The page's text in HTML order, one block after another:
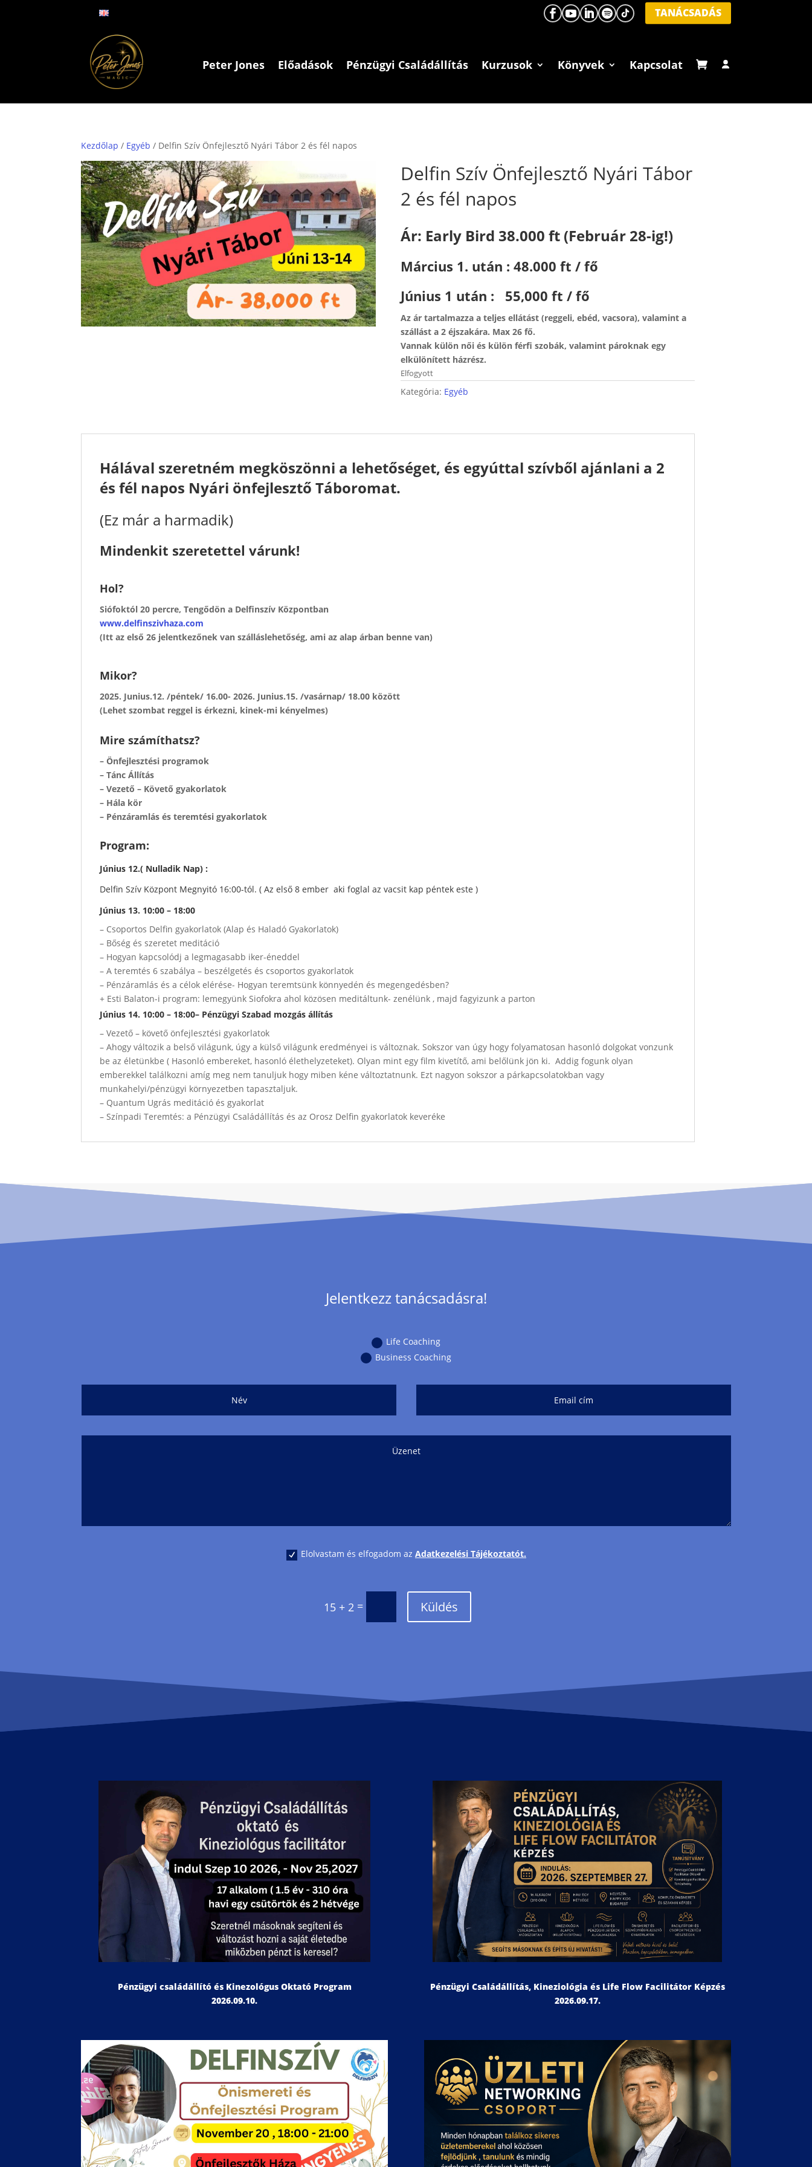
TANÁCSADÁS
Peter Jones Előadások Pénzügyi Családállítás Kurzusok Könyvek Kapcsolat
Kezdőlap / Egyéb / Delfin Szív Önfejlesztő Nyári Tábor 2 és fél napos
Delfin Szív Önfejlesztő Nyári Tábor
2 és fél napos
Ár: Early Bird 38.000 ft (Február 28-ig!)
Március 1. után : 48.000 ft / fő
Június 1 után : 55,000 ft / fő
Az ár tartalmazza a teljes ellátást (reggeli, ebéd, vacsora), valamint a
szállást a 2 éjszakára. Max 26 fő.
Vannak külön női és külön férfi szobák, valamint pároknak egy
elkülönített házrész.
Elfogyott
Kategória: Egyéb
Hálával szeretném megköszönni a lehetőséget, és egyúttal szívből ajánlani a 2
és fél napos Nyári önfejlesztő Táboromat.
(Ez már a harmadik)
Mindenkit szeretettel várunk!
Hol?
Siófoktól 20 percre, Tengődön a Delfinszív Központban
www.delfinszivhaza.com
(Itt az első 26 jelentkezőnek van szálláslehetőség, ami az alap árban benne van)
Mikor?
2025. Junius.12. /péntek/ 16.00- 2026. Junius.15. /vasárnap/ 18.00 között
(Lehet szombat reggel is érkezni, kinek-mi kényelmes)
Mire számíthatsz?
– Önfejlesztési programok
– Tánc Állítás
– Vezető – Követő gyakorlatok
– Hála kör
– Pénzáramlás és teremtési gyakorlatok
Program:
Június 12.( Nulladik Nap) :
Delfin Szív Központ Megnyitó 16:00-tól. ( Az első 8 ember aki foglal az vacsit kap péntek este )
Június 13. 10:00 – 18:00
– Csoportos Delfin gyakorlatok (Alap és Haladó Gyakorlatok)
– Bőség és szeretet meditáció
– Hogyan kapcsolódj a legmagasabb iker-éneddel
– A teremtés 6 szabálya – beszélgetés és csoportos gyakorlatok
– Pénzáramlás és a célok elérése- Hogyan teremtsünk könnyedén és megengedésben?
+ Esti Balaton-i program: lemegyünk Siofokra ahol közösen meditáltunk- zenélünk , majd fagyizunk a parton
Június 14. 10:00 – 18:00– Pénzügyi Szabad mozgásállítás
– Vezető – követő önfejlesztési gyakorlatok
– Ahogy változik a belső világunk, úgy a külső világunk eredményei is változnak. Sokszor van úgy hogy folyamatosan hasonló dolgokat vonzunk
be az életünkbe ( Hasonló embereket, hasonló élethelyzeteket). Olyan mint egy film kivetítő, ami belőlünk jön ki. Addig fogunk olyan
emberekkel találkozni amíg meg nem tanuljuk hogy miben kéne változtatnunk. Ezt nagyon sokszor a párkapcsolatokban vagy
munkahelyi/pénzügyi környezetben tapasztaljuk.
– Quantum Ugrás meditáció és gyakorlat
– Színpadi Teremtés: a Pénzügyi Családállítás és az Orosz Delfin gyakorlatok keveréke
Jelentkezz tanácsadásra!
Life Coaching
Business Coaching
Elolvastam és elfogadom az Adatkezelési Tájékoztatót.
15 + 2 = Küldés
Pénzügyi családállító és Kinezológus Oktató Program
2026.09.10.
Pénzügyi Családállítás, Kineziológia és Life Flow Facilitátor Képzés
2026.09.17.